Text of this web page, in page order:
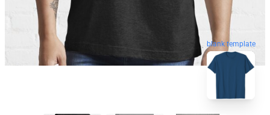
blank template